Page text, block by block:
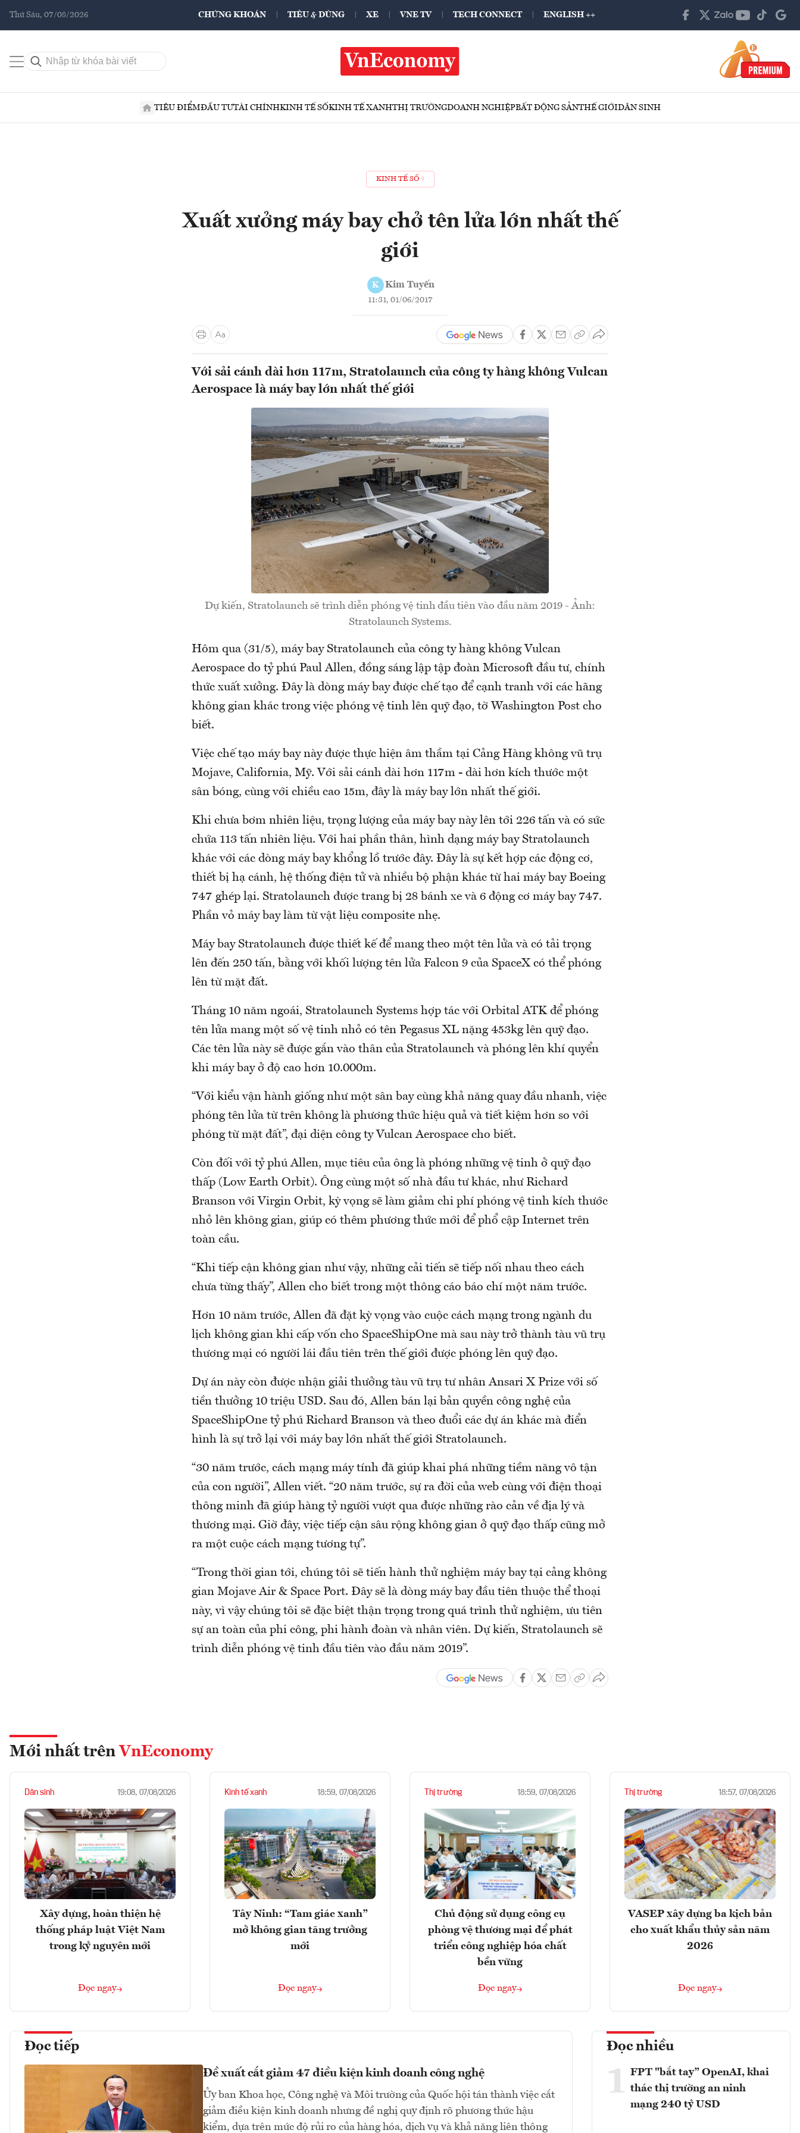
Thứ Sáu, 07/08/2026 CHỨNG KHOÁN TIÊU & DÙNG XE VNE TV TECH CONNECT ENGLISH ++
TIÊU ĐIỂMĐẦU TƯTÀI CHÍNHKINH TẾ SỐKINH TẾ XANHTHỊ TRƯỜNGDOANH NGHIỆPBẤT ĐỘNG SẢNTHẾ GIỚIDÂN SINH
KINH TẾ SỐ
Xuất xưởng máy bay chở tên lửa lớn nhất thế
giới
K Kim Tuyến
11:31, 01/06/2017
Với sải cánh dài hơn 117m, Stratolaunch của công ty hàng không Vulcan
Aerospace là máy bay lớn nhất thế giới
Dự kiến, Stratolaunch sẽ trình diễn phóng vệ tinh đầu tiên vào đầu năm 2019 - Ảnh:
Stratolaunch Systems.
Hôm qua (31/5), máy bay Stratolaunch của công ty hàng không Vulcan
Aerospace do tỷ phú Paul Allen, đồng sáng lập tập đoàn Microsoft đầu tư, chính
thức xuất xưởng. Đây là dòng máy bay được chế tạo để cạnh tranh với các hãng
không gian khác trong việc phóng vệ tinh lên quỹ đạo, tờ Washington Post cho
biết.
Việc chế tạo máy bay này được thực hiện âm thầm tại Cảng Hàng không vũ trụ
Mojave, California, Mỹ. Với sải cánh dài hơn 117m - dài hơn kích thước một
sân bóng, cùng với chiều cao 15m, đây là máy bay lớn nhất thế giới.
Khi chưa bơm nhiên liệu, trọng lượng của máy bay này lên tới 226 tấn và có sức
chứa 113 tấn nhiên liệu. Với hai phần thân, hình dạng máy bay Stratolaunch
khác với các dòng máy bay khổng lồ trước đây. Đây là sự kết hợp các động cơ,
thiết bị hạ cánh, hệ thống điện tử và nhiều bộ phận khác từ hai máy bay Boeing
747 ghép lại. Stratolaunch được trang bị 28 bánh xe và 6 động cơ máy bay 747.
Phần vỏ máy bay làm từ vật liệu composite nhẹ.
Máy bay Stratolaunch được thiết kế để mang theo một tên lửa và có tải trọng
lên đến 250 tấn, bằng với khối lượng tên lửa Falcon 9 của SpaceX có thể phóng
lên từ mặt đất.
Tháng 10 năm ngoái, Stratolaunch Systems hợp tác với Orbital ATK để phóng
tên lửa mang một số vệ tinh nhỏ có tên Pegasus XL nặng 453kg lên quỹ đạo.
Các tên lửa này sẽ được gắn vào thân của Stratolaunch và phóng lên khí quyển
khi máy bay ở độ cao hơn 10.000m.
“Với kiểu vận hành giống như một sân bay cùng khả năng quay đầu nhanh, việc
phóng tên lửa từ trên không là phương thức hiệu quả và tiết kiệm hơn so với
phóng từ mặt đất”, đại diện công ty Vulcan Aerospace cho biết.
Còn đối với tỷ phú Allen, mục tiêu của ông là phóng những vệ tinh ở quỹ đạo
thấp (Low Earth Orbit). Ông cùng một số nhà đầu tư khác, như Richard
Branson với Virgin Orbit, kỳ vọng sẽ làm giảm chi phí phóng vệ tinh kích thước
nhỏ lên không gian, giúp có thêm phương thức mới để phổ cập Internet trên
toàn cầu.
“Khi tiếp cận không gian như vậy, những cải tiến sẽ tiếp nối nhau theo cách
chưa từng thấy”, Allen cho biết trong một thông cáo báo chí một năm trước.
Hơn 10 năm trước, Allen đã đặt kỳ vọng vào cuộc cách mạng trong ngành du
lịch không gian khi cấp vốn cho SpaceShipOne mà sau này trở thành tàu vũ trụ
thương mại có người lái đầu tiên trên thế giới được phóng lên quỹ đạo.
Dự án này còn được nhận giải thưởng tàu vũ trụ tư nhân Ansari X Prize với số
tiền thưởng 10 triệu USD. Sau đó, Allen bán lại bản quyền công nghệ của
SpaceShipOne tỷ phú Richard Branson và theo đuổi các dự án khác mà điển
hình là sự trở lại với máy bay lớn nhất thế giới Stratolaunch.
“30 năm trước, cách mạng máy tính đã giúp khai phá những tiềm năng vô tận
của con người”, Allen viết. “20 năm trước, sự ra đời của web cùng với điện thoại
thông minh đã giúp hàng tỷ người vượt qua được những rào cản về địa lý và
thương mại. Giờ đây, việc tiếp cận sâu rộng không gian ở quỹ đạo thấp cũng mở
ra một cuộc cách mạng tương tự”.
“Trong thời gian tới, chúng tôi sẽ tiến hành thử nghiệm máy bay tại cảng không
gian Mojave Air & Space Port. Đây sẽ là dòng máy bay đầu tiên thuộc thể thoại
này, vì vậy chúng tôi sẽ đặc biệt thận trọng trong quá trình thử nghiệm, ưu tiên
sự an toàn của phi công, phi hành đoàn và nhân viên. Dự kiến, Stratolaunch sẽ
trình diễn phóng vệ tinh đầu tiên vào đầu năm 2019”.
Mới nhất trên VnEconomy
Dân sinh 19:08, 07/08/2026
Xây dựng, hoàn thiện hệ
thống pháp luật Việt Nam
trong kỷ nguyên mới
Đọc ngay
Kinh tế xanh 18:59, 07/08/2026
Tây Ninh: “Tam giác xanh”
mở không gian tăng trưởng
mới
Đọc ngay
Thị trường 18:59, 07/08/2026
Chủ động sử dụng công cụ
phòng vệ thương mại để phát
triển công nghiệp hóa chất
bền vững
Đọc ngay
Thị trường 18:57, 07/08/2026
VASEP xây dựng ba kịch bản
cho xuất khẩu thủy sản năm
2026
Đọc ngay
Đọc tiếp
Đề xuất cắt giảm 47 điều kiện kinh doanh công nghệ
Ủy ban Khoa học, Công nghệ và Môi trường của Quốc hội tán thành việc cắt
giảm điều kiện kinh doanh nhưng đề nghị quy định rõ phương thức hậu
kiểm, dựa trên mức độ rủi ro của hàng hóa, dịch vụ và khả năng liên thông
Đọc nhiều
1 FPT "bắt tay” OpenAI, khai
thác thị trường an ninh
mạng 240 tỷ USD